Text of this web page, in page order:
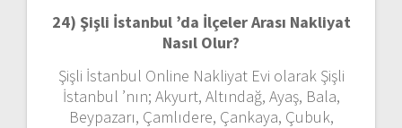
24) Şişli İstanbul ’da İlçeler Arası Nakliyat
Nasıl Olur?
Şişli İstanbul Online Nakliyat Evi olarak Şişli
İstanbul ’nın; Akyurt, Altındağ, Ayaş, Bala,
Beypazarı, Çamlıdere, Çankaya, Çubuk,